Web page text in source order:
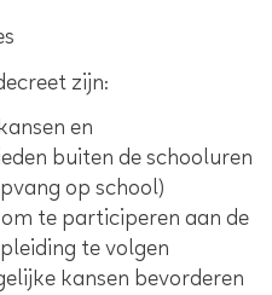
zijn:
en
buiten de schooluren
op school)
te participeren aan de
te volgen
kansen bevorderen